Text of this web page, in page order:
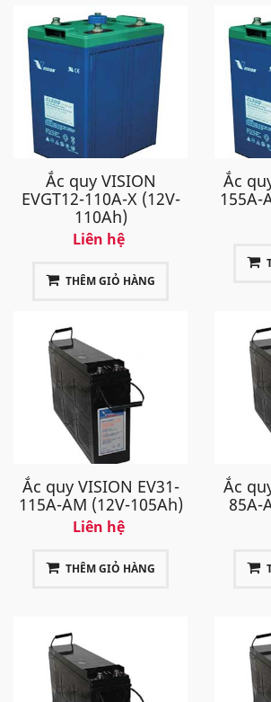
Ắc quy VISION
EVGT12-110A-X (12V-
110Ah)
Liên hệ
THÊM GIỎ HÀNG
Ắc
155A-
Ắc quy VISION EV31-
115A-AM (12V-105Ah)
Liên hệ
THÊM GIỎ HÀNG
Ắc
85A-